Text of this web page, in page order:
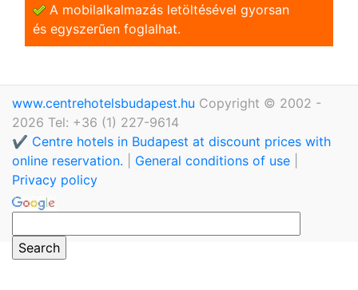
A mobilalkalmazás letöltésével gyorsan
és egyszerũen foglalhat.
www.centrehotelsbudapest.hu Copyright © 2002 -
2026 Tel: +36 (1) 227-9614
✔️ Centre hotels in Budapest at discount prices with
online reservation.
General conditions of use
Privacy policy